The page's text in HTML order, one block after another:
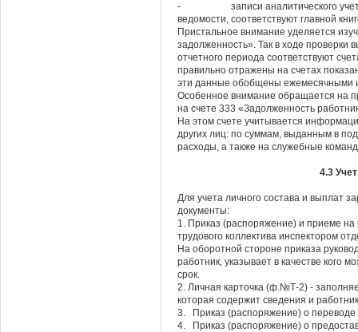
- записи аналитического учета
ведомости, соответствуют главной
Пристальное внимание уделяется
задолженность». Так в ходе проверки
отчетного периода соответствуют
правильно отражены на счетах
эти данные обобщены ежемесячными
Особенное внимание обращается на
на счете 333 «Задолженность
На этом счете учитывается
других лиц: по суммам, выданным в
расходы, а также на служебные
4.3
Для учета личного состава и выплат
документы:
1. Приказ (распоряжение) и приеме
трудового коллектива инспектором
На оборотной стороне приказа
работник, указывает в качестве кого
срок.
2. Личная карточка (ф.№Т-2) -
которая содержит сведения и
3. Приказ (распоряжение) о переводе
4. Приказ (распоряжение) о